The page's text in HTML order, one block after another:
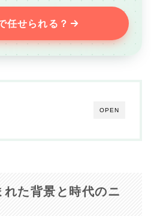
任せられる？
OPEN
た背景と時代のニ